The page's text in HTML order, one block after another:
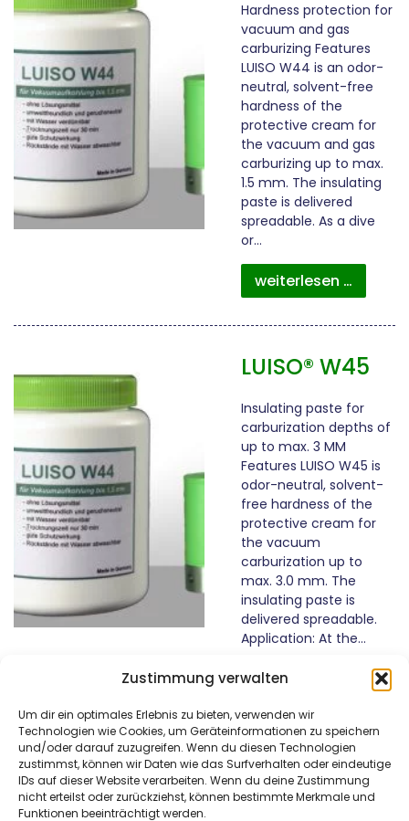
Zustimmung verwalten
Um dir ein optimales Erlebnis zu bieten, verwenden wir
Technologien wie Cookies, um Geräteinformationen zu speichern
und/oder darauf zuzugreifen. Wenn du diesen Technologien
zustimmst, können wir Daten wie das Surfverhalten oder eindeutige
IDs auf dieser Website verarbeiten. Wenn du deine Zustimmung
nicht erteilst oder zurückziehst, können bestimmte Merkmale und
Funktionen beeinträchtigt werden.
Hardness protection for
vacuum and gas
carburizing Features
LUISO W44 is an odor-
neutral, solvent-free
hardness of the
protective cream for
the vacuum and gas
carburizing up to max.
1.5 mm. The insulating
paste is delivered
spreadable. As a dive
or…
weiterlesen …
LUISO® W45
Insulating paste for
carburization depths of
up to max. 3 MM
Features LUISO W45 is
odor-neutral, solvent-
free hardness of the
protective cream for
the vacuum
carburization up to
max. 3.0 mm. The
insulating paste is
delivered spreadable.
Application: At the…
weiterlesen …
DAM Härtetechnik
GmbH
Am Bubenpfad 2
Kontaktieren Sie uns
Tel: +49 (0)621/4549666
Fax: +49 (0)621/4549667